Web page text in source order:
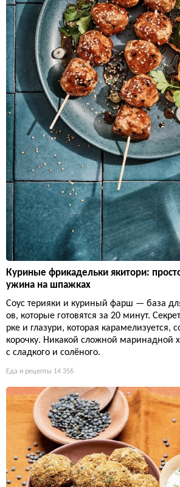
Куриные фрикадельки якитори:
ужина на шпажках
Соус терияки и куриный фарш — база
ов, которые готовятся за 20 минут.
рке и глазури, которая карамелизуется,
корочку. Никакой сложной маринадной
с сладкого и солёного.
Еда и рецепты 14 356